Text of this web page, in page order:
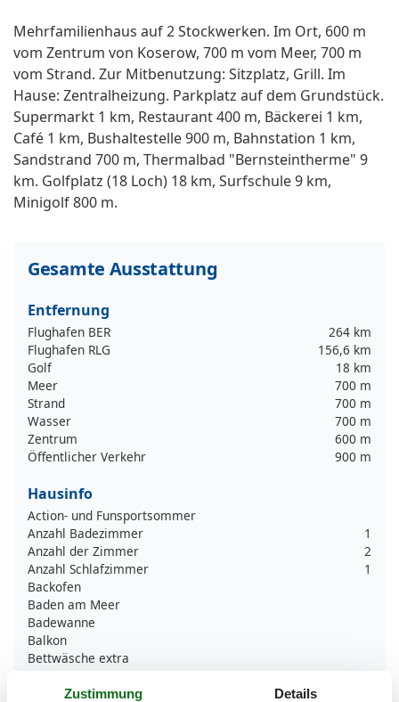
Mehrfamilienhaus auf 2 Stockwerken. Im Ort, 600 m
vom Zentrum von Koserow, 700 m vom Meer, 700 m
vom Strand. Zur Mitbenutzung: Sitzplatz, Grill. Im
Hause: Zentralheizung. Parkplatz auf dem Grundstück.
Supermarkt 1 km, Restaurant 400 m, Bäckerei 1 km,
Café 1 km, Bushaltestelle 900 m, Bahnstation 1 km,
Sandstrand 700 m, Thermalbad "Bernsteintherme" 9
km. Golfplatz (18 Loch) 18 km, Surfschule 9 km,
Minigolf 800 m.
Gesamte Ausstattung
Entfernung
Flughafen BER
264 km
Flughafen RLG
156,6 km
Golf
18 km
Meer
700 m
Strand
700 m
Wasser
700 m
Zentrum
600 m
Öffentlicher Verkehr
900 m
Hausinfo
Action- und Funsportsommer
Anzahl Badezimmer
1
Anzahl der Zimmer
2
Anzahl Schlafzimmer
1
Backofen
Baden am Meer
Badewanne
Balkon
Bettwäsche extra
Elektrische Kaffeemaschine
Zustimmung Details